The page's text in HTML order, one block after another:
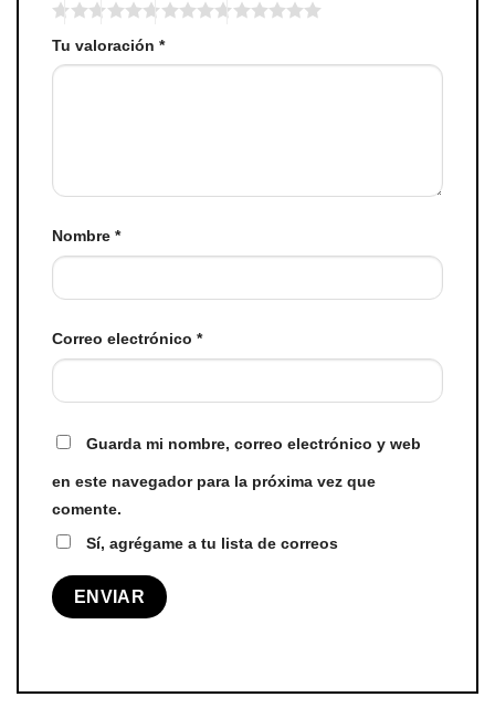
Tu valoración *
Nombre *
Correo electrónico *
Guarda mi nombre, correo electrónico y web
en este navegador para la próxima vez que
comente.
Sí, agrégame a tu lista de correos